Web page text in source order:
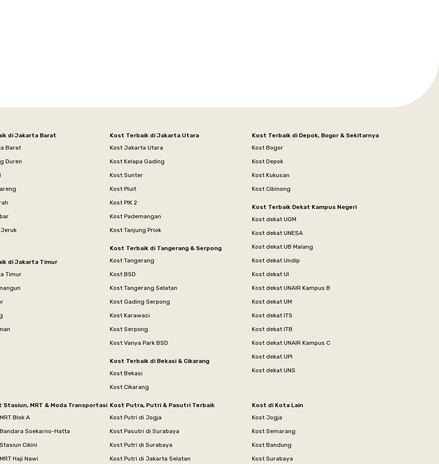
di Jakarta Barat
Barat
Duren
Jeruk
di Jakarta Timur
Timur
Kost Terbaik di Jakarta Utara
Kost Jakarta Utara
Kost Kelapa Gading
Kost Sunter
Kost Pluit
Kost PIK 2
Kost Pademangan
Kost Tanjung Priok
Kost Terbaik di Tangerang & Serpong
Kost Tangerang
Kost BSD
Kost Tangerang Selatan
Kost Gading Serpong
Kost Karawaci
Kost Serpong
Kost Vanya Park BSD
Kost Terbaik di Bekasi & Cikarang
Kost Bekasi
Kost Cikarang
Kost Terbaik di Depok, Bogor & Sekitarnya
Kost Bogor
Kost Depok
Kost Kukusan
Kost Cibinong
Kost Terbaik Dekat Kampus Negeri
Kost dekat UGM
Kost dekat UNESA
Kost dekat UB Malang
Kost dekat Undip
Kost dekat UI
Kost dekat UNAIR Kampus B
Kost dekat UM
Kost dekat ITS
Kost dekat ITB
Kost dekat UNAIR Kampus C
Kost dekat UPI
Kost dekat UNS
Stasiun, MRT & Moda Transportasi
Blok A
Soekarno-Hatta
Cikini
Haji Nawi
Kost Putra, Putri & Pasutri Terbaik
Kost Putri di Jogja
Kost Pasutri di Surabaya
Kost Putri di Surabaya
Kost Putri di Jakarta Selatan
Kost di Kota Lain
Kost Jogja
Kost Semarang
Kost Bandung
Kost Surabaya